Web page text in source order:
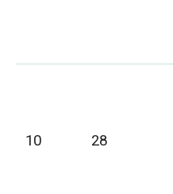
10 28